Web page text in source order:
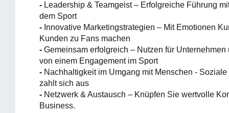
- Leadership & Teamgeist – Erfolgreiche Führung
dem Sport
- Innovative Marketingstrategien – Mit Emotionen
Kunden zu Fans machen
- Gemeinsam erfolgreich – Nutzen für Unternehmen
von einem Engagement im Sport
- Nachhaltigkeit im Umgang mit Menschen -
zahlt sich aus
- Netzwerk & Austausch – Knüpfen Sie wertvolle
Business.